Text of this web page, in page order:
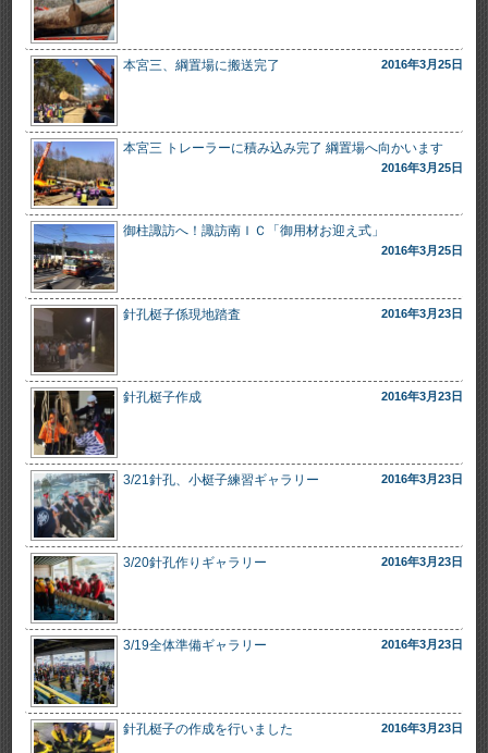
本宮三、綱置場に搬送完了 2016年3月25日
本宮三 トレーラーに積み込み完了 綱置場へ向かいます
2016年3月25日
御柱諏訪へ！諏訪南ＩＣ「御用材お迎え式」
2016年3月25日
針孔梃子係現地踏査 2016年3月23日
針孔梃子作成 2016年3月23日
3/21針孔、小梃子練習ギャラリー 2016年3月23日
3/20針孔作りギャラリー 2016年3月23日
3/19全体準備ギャラリー 2016年3月23日
針孔梃子の作成を行いました 2016年3月23日